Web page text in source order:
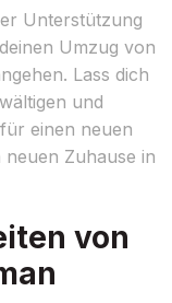
Unterstützung
Umzug von
Lass dich
und
einen neuen
Zuhause in
von